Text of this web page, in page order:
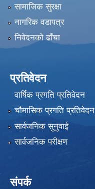
सामाजिक सुरक्षा
नागरिक वडापत्र
निवेदनको ढाँचा
प्रतिवेदन
वार्षिक प्रगति प्रतिवेदन
चौमासिक प्रगति प्रतिवेदन
सार्वजनिक सुनुवाई
सार्वजनिक परीक्षण
संपर्क